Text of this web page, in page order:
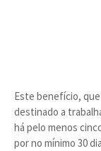
Este benefício,
destinado a
há pelo menos
por no mínimo 30